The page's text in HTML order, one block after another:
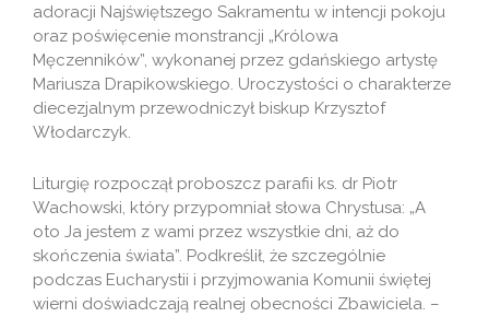
adoracji Najświętszego Sakramentu w intencji pokoju
oraz poświęcenie monstrancji „Królowa
Męczenników”, wykonanej przez gdańskiego artystę
Mariusza Drapikowskiego. Uroczystości o charakterze
diecezjalnym przewodniczył biskup Krzysztof
Włodarczyk.
Liturgię rozpoczął proboszcz parafii ks. dr Piotr
Wachowski, który przypomniał słowa Chrystusa: „A
oto Ja jestem z wami przez wszystkie dni, aż do
skończenia świata”. Podkreślił, że szczególnie
podczas Eucharystii i przyjmowania Komunii świętej
wierni doświadczają realnej obecności Zbawiciela. –